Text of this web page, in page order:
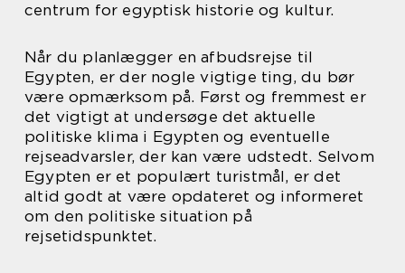
centrum for egyptisk historie og kultur.
Når du planlægger en afbudsrejse til
Egypten, er der nogle vigtige ting, du bør
være opmærksom på. Først og fremmest er
det vigtigt at undersøge det aktuelle
politiske klima i Egypten og eventuelle
rejseadvarsler, der kan være udstedt. Selvom
Egypten er et populært turistmål, er det
altid godt at være opdateret og informeret
om den politiske situation på
rejsetidspunktet.